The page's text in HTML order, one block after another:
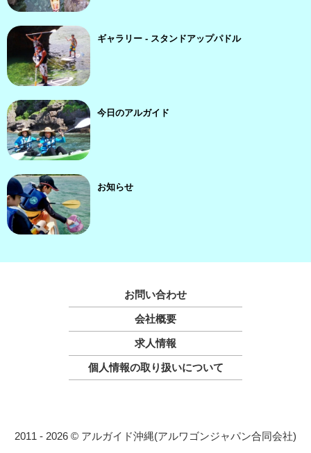
ギャラリー - スタンドアップパドル
今日のアルガイド
お知らせ
お問い合わせ
会社概要
求人情報
個人情報の取り扱いについて
2011 - 2026 © アルガイド沖縄(アルワゴンジャパン合同会社)